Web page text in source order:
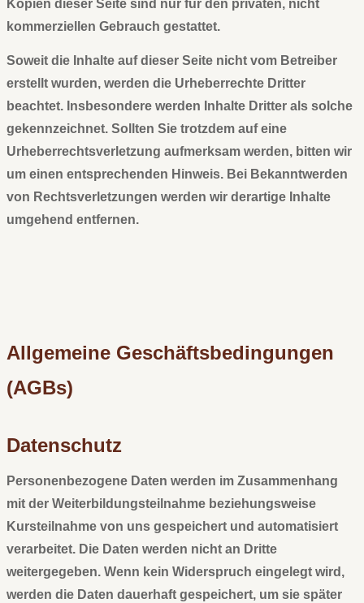
Kopien dieser Seite sind nur für den privaten, nicht
kommerziellen Gebrauch gestattet.
Soweit die Inhalte auf dieser Seite nicht vom Betreiber
erstellt wurden, werden die Urheberrechte Dritter
beachtet. Insbesondere werden Inhalte Dritter als solche
gekennzeichnet. Sollten Sie trotzdem auf eine
Urheberrechtsverletzung aufmerksam werden, bitten wir
um einen entsprechenden Hinweis. Bei Bekanntwerden
von Rechtsverletzungen werden wir derartige Inhalte
umgehend entfernen.
Allgemeine Geschäftsbedingungen
(AGBs)
Datenschutz
Personenbezogene Daten werden im Zusammenhang
mit der Weiterbildungsteilnahme beziehungsweise
Kursteilnahme von uns gespeichert und automatisiert
verarbeitet. Die Daten werden nicht an Dritte
weitergegeben. Wenn kein Widerspruch eingelegt wird,
werden die Daten dauerhaft gespeichert, um sie später